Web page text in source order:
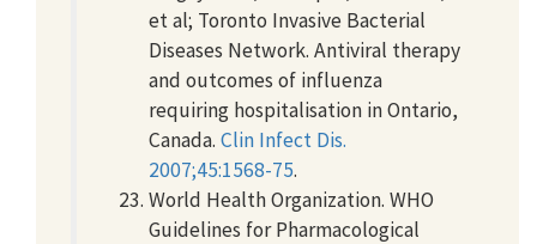
et al; Toronto Invasive Bacterial
Diseases Network. Antiviral therapy
and outcomes of influenza
requiring hospitalisation in Ontario,
Canada. Clin Infect Dis.
2007;45:1568-75.
World Health Organization. WHO
Guidelines for Pharmacological